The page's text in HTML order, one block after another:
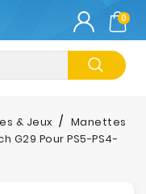
0
& Jeux
Manettes
G29 Pour PS5-PS4-